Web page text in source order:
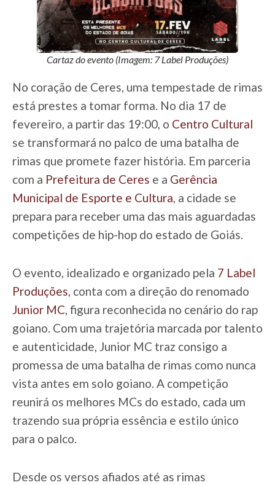
Cartaz do evento (Imagem: 7 Label Produções)
No coração de Ceres, uma tempestade de rimas
está prestes a tomar forma. No dia 17 de
fevereiro, a partir das 19:00, o Centro Cultural
se transformará no palco de uma batalha de
rimas que promete fazer história. Em parceria
com a Prefeitura de Ceres e a Gerência
Municipal de Esporte e Cultura, a cidade se
prepara para receber uma das mais aguardadas
competições de hip-hop do estado de Goiás.
O evento, idealizado e organizado pela 7 Label
Produções, conta com a direção do renomado
Junior MC, figura reconhecida no cenário do rap
goiano. Com uma trajetória marcada por talento
e autenticidade, Junior MC traz consigo a
promessa de uma batalha de rimas como nunca
vista antes em solo goiano. A competição
reunirá os melhores MCs do estado, cada um
trazendo sua própria essência e estilo único
para o palco.
Desde os versos afiados até as rimas